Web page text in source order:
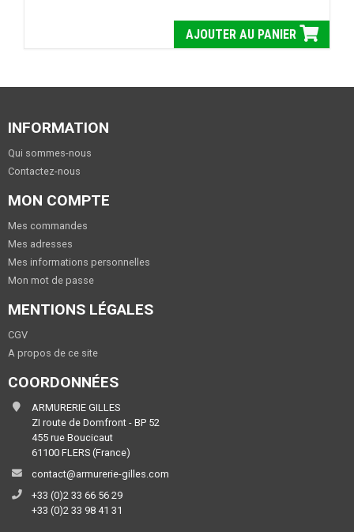
AJOUTER AU PANIER
INFORMATION
Qui sommes-nous
Contactez-nous
MON COMPTE
Mes commandes
Mes adresses
Mes informations personnelles
Mon mot de passe
MENTIONS LÉGALES
CGV
A propos de ce site
COORDONNÉES
ARMURERIE GILLES
ZI route de Domfront - BP 52
455 rue Boucicaut
61100 FLERS (France)
contact@armurerie-gilles.com
+33 (0)2 33 66 56 29
+33 (0)2 33 98 41 31